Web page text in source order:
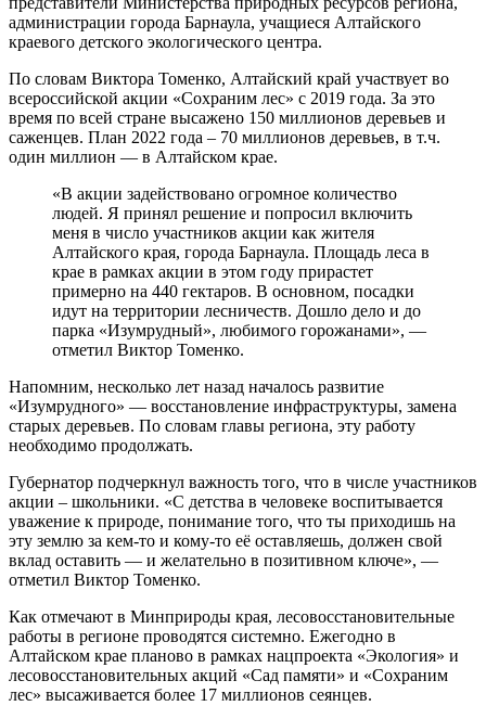
администрации города Барнаула, учащиеся Алтайского
краевого детского экологического центра.
По словам Виктора Томенко, Алтайский край участвует во
всероссийской акции «Сохраним лес» с 2019 года. За это
время по всей стране высажено 150 миллионов деревьев и
саженцев. План 2022 года – 70 миллионов деревьев, в т.ч.
один миллион — в Алтайском крае.
«В акции задействовано огромное количество
людей. Я принял решение и попросил включить
меня в число участников акции как жителя
Алтайского края, города Барнаула. Площадь леса в
крае в рамках акции в этом году прирастет
примерно на 440 гектаров. В основном, посадки
идут на территории лесничеств. Дошло дело и до
парка «Изумрудный», любимого горожанами», —
отметил Виктор Томенко.
Напомним, несколько лет назад началось развитие
«Изумрудного» — восстановление инфраструктуры, замена
старых деревьев. По словам главы региона, эту работу
необходимо продолжать.
Губернатор подчеркнул важность того, что в числе участников
акции – школьники. «С детства в человеке воспитывается
уважение к природе, понимание того, что ты приходишь на
эту землю за кем-то и кому-то её оставляешь, должен свой
вклад оставить — и желательно в позитивном ключе», —
отметил Виктор Томенко.
Как отмечают в Минприроды края, лесовосстановительные
работы в регионе проводятся системно. Ежегодно в
Алтайском крае планово в рамках нацпроекта «Экология» и
лесовосстановительных акций «Сад памяти» и «Сохраним
лес» высаживается более 17 миллионов сеянцев.